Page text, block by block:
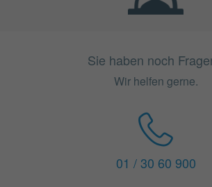
Sie haben noch
Wir helfen gerne.
01 / 30 60 900